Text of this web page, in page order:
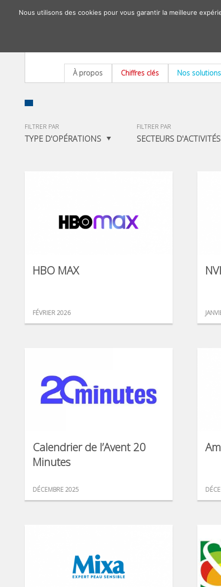
À propos Chiffres clés Nos solutions
FILTRER PAR
TYPE D'OPÉRATIONS
FILTRER PAR
SECTEURS D'ACTIVITÉS
HBO MAX
FÉVRIER 2026
Calendrier de l’Avent 20
Minutes
DÉCEMBRE 2025
Nous utilisons des cookies pour vous garantir la meilleure